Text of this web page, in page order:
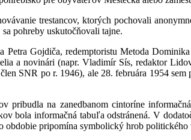
trestancov, ktorých pochovali
pohreby uskutočňovali tajne.
Gojdiča, redemptoristu Metoda
a novinári (napr. Vladimír Sís, redaktor
SNR po r. 1946), ale 28. februára 1954
pribudla na zanedbanom cintoríne
bola informačná tabuľa odstránená. V
obdobie pripomína symbolický hrob